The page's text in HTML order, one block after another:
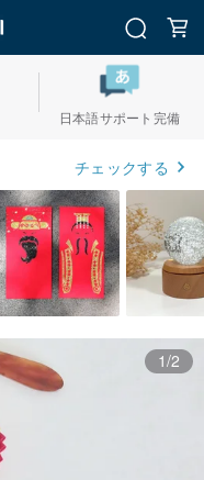
日本語サポート完備
チェックする
1/2